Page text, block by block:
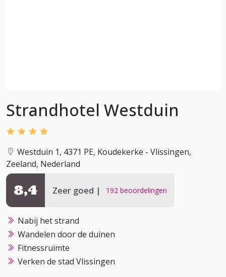
Strandhotel Westduin
Westduin 1, 4371 PE, Koudekerke - Vlissingen,
Zeeland, Nederland
Zeer goed 192 beoordelingen
8,4
Nabij het strand
Wandelen door de duinen
Fitnessruimte
Verken de stad Vlissingen